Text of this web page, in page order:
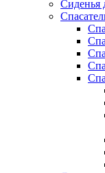
Сиденья